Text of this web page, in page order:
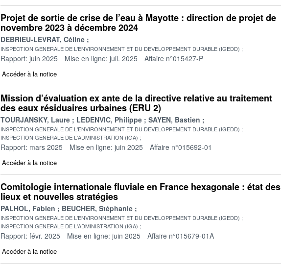
Projet de sortie de crise de l’eau à Mayotte : direction de projet de
novembre 2023 à décembre 2024
DEBRIEU-LEVRAT, Céline
INSPECTION GENERALE DE L'ENVIRONNEMENT ET DU DEVELOPPEMENT DURABLE (IGEDD)
Rapport: juin 2025 Mise en ligne: juil. 2025 Affaire n°015427-P
Accéder à la notice
Mission d’évaluation ex ante de la directive relative au traitement
des eaux résiduaires urbaines (ERU 2)
TOURJANSKY, Laure LEDENVIC, Philippe SAYEN, Bastien
INSPECTION GENERALE DE L'ENVIRONNEMENT ET DU DEVELOPPEMENT DURABLE (IGEDD)
INSPECTION GENERALE DE L'ADMINISTRATION (IGA)
Rapport: mars 2025 Mise en ligne: juin 2025 Affaire n°015692-01
Accéder à la notice
Comitologie internationale fluviale en France hexagonale : état des
lieux et nouvelles stratégies
PALHOL, Fabien BEUCHER, Stéphanie
INSPECTION GENERALE DE L'ENVIRONNEMENT ET DU DEVELOPPEMENT DURABLE (IGEDD)
INSPECTION GENERALE DE L'ADMINISTRATION (IGA)
Rapport: févr. 2025 Mise en ligne: juin 2025 Affaire n°015679-01A
Accéder à la notice